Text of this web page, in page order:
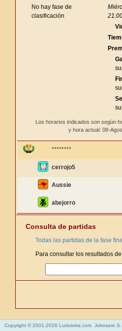
No hay fase de
clasificación
Los horarios indicados son según
y hora actual: 08-
********
cerrojo5
Aussie
abejorro
Consulta de partidas
Todas las partidas de la fase
Para consultar los resultados
Copyright © 2001-2026 Ludoteka.com Jokosare